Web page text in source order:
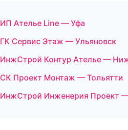
ИП Ателье Line — Уфа
ГК Сервис Этаж — Ульяновск
ИнжСтрой Контур Ателье —
СК Проект Монтаж — Тольятти
ИнжСтрой Инженерия Проект